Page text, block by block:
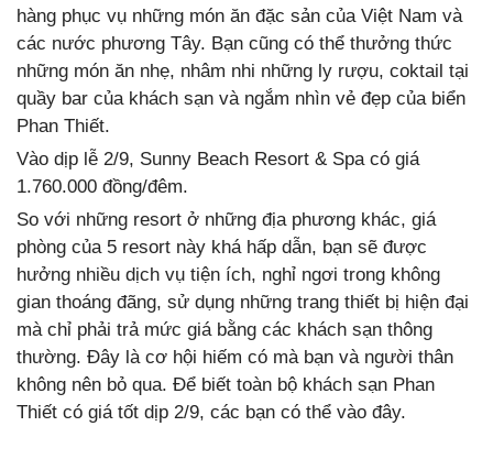
hàng phục vụ những món ăn đặc sản của Việt Nam và
các nước phương Tây. Bạn cũng có thể thưởng thức
những món ăn nhẹ, nhâm nhi những ly rượu, coktail tại
quầy bar của khách sạn và ngắm nhìn vẻ đẹp của biển
Phan Thiết.
Vào dịp lễ 2/9, Sunny Beach Resort & Spa có giá
1.760.000 đồng/đêm.
So với những resort ở những địa phương khác, giá
phòng của 5 resort này khá hấp dẫn, bạn sẽ được
hưởng nhiều dịch vụ tiện ích, nghỉ ngơi trong không
gian thoáng đãng, sử dụng những trang thiết bị hiện đại
mà chỉ phải trả mức giá bằng các khách sạn thông
thường. Đây là cơ hội hiếm có mà bạn và người thân
không nên bỏ qua. Để biết toàn bộ khách sạn Phan
Thiết có giá tốt dịp 2/9, các bạn có thể vào đây.